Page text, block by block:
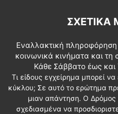
ΣΧΕΤΙΚΆ
Εναλλακτική πληροφόρηση
κοινωνικά κινήματα και τη
Κάθε Σάββατο έως και
Τι είδους εγχείρημα μπορεί
κύκλου; Σε αυτό το ερώτημα
μιαν απάντηση. Ο Δρόμος
σχεδιασμένα να